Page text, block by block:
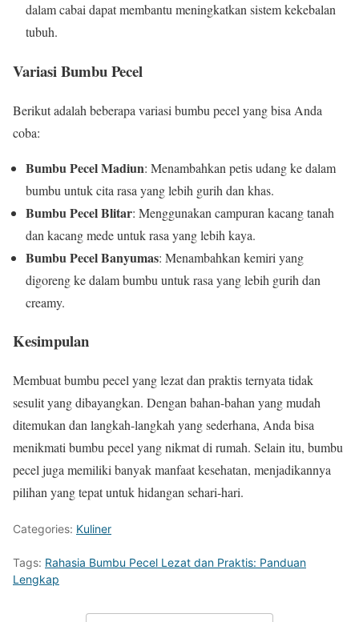
dalam cabai dapat membantu meningkatkan sistem kekebalan
tubuh.
Variasi Bumbu Pecel
Berikut adalah beberapa variasi bumbu pecel yang bisa Anda
coba:
Bumbu Pecel Madiun: Menambahkan petis udang ke dalam
bumbu untuk cita rasa yang lebih gurih dan khas.
Bumbu Pecel Blitar: Menggunakan campuran kacang tanah
dan kacang mede untuk rasa yang lebih kaya.
Bumbu Pecel Banyumas: Menambahkan kemiri yang
digoreng ke dalam bumbu untuk rasa yang lebih gurih dan
creamy.
Kesimpulan
Membuat bumbu pecel yang lezat dan praktis ternyata tidak
sesulit yang dibayangkan. Dengan bahan-bahan yang mudah
ditemukan dan langkah-langkah yang sederhana, Anda bisa
menikmati bumbu pecel yang nikmat di rumah. Selain itu, bumbu
pecel juga memiliki banyak manfaat kesehatan, menjadikannya
pilihan yang tepat untuk hidangan sehari-hari.
Categories: Kuliner
Tags: Rahasia Bumbu Pecel Lezat dan Praktis: Panduan
Lengkap